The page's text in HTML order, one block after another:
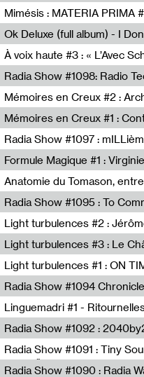
TEAFM
Francesco Russo,Scuola
À voix haute #3 : « L’Avec
Radio Orange 94.0
Sophie Auger-Grappin
Sophie Auger-Grappin
Radia Show #1097 :
Formule Magique #1 :
Nathalie Lacroix,Virginie
Loraine Baud,Sylvain
Usmaradio
Lutèce Lockness
Jérôme Game,Jean-Michel
Reboot.fm
Linguemadri #1 -
Meris Angioletti
Radia Show #1092 :
Diffusion FM
Radia Show #1091 : Tiny
Radio Študent